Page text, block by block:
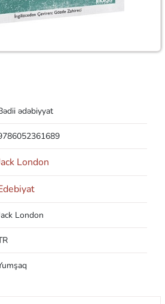
ədəbiyyat
London
London